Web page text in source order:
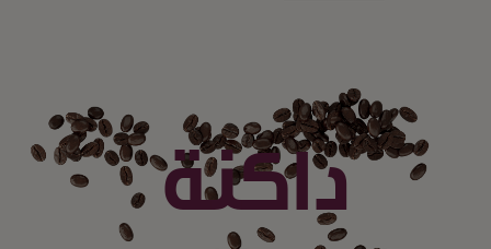
داكنة